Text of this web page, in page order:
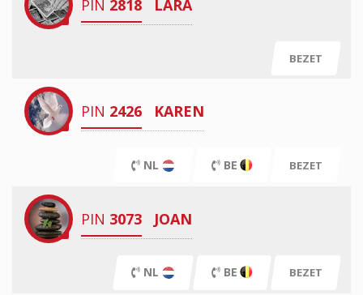
PIN 2818 LARA
BEZET
PIN 2426 KAREN
NL BE BEZET
PIN 3073 JOAN
NL BE BEZET